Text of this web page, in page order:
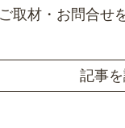
取材・お問合せ
記事